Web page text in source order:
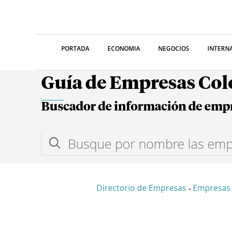
PORTADA ECONOMIA NEGOCIOS
Guía de Empresas
Buscador de información de
Directorio de Empresas - Empresas